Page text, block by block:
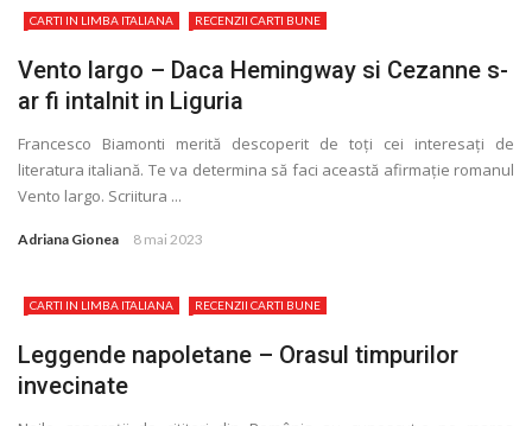
CARTI IN LIMBA ITALIANA RECENZII CARTI BUNE
Vento largo – Daca Hemingway si Cezanne s-
ar fi intalnit in Liguria
Francesco Biamonti merită descoperit de toţi cei interesaţi de
literatura italiană. Te va determina să faci această afirmaţie romanul
Vento largo. Scriitura ...
Adriana Gionea 8 mai 2023
CARTI IN LIMBA ITALIANA RECENZII CARTI BUNE
Leggende napoletane – Orasul timpurilor
invecinate